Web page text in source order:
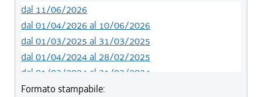
dal 11/06/2026
dal 01/04/2026 al 10/06/2026
dal 01/03/2025 al 31/03/2025
dal 01/04/2024 al 28/02/2025
dal 01/03/2024 al 31/03/2024
dal 01/01/2024 al 29/02/2024
Formato stampabile: